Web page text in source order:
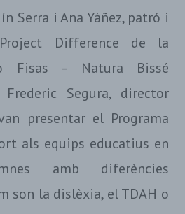
Serra i Ana Yáñez, patró i
Difference de la
Fisas – Natura Bissé
Segura, director
presentar el Programa
als equips educatius en
amb diferències
son la dislèxia, el TDAH o